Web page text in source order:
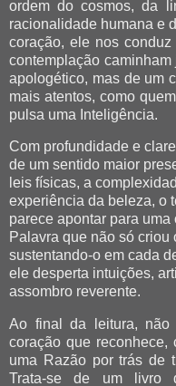
ordem do cosmos, da
racionalidade humana e
coração, ele nos
contemplação caminham
apologético, mas de um
mais atentos, como
pulsa uma Inteligência.
Com profundidade e
de um sentido maior
leis físicas, a
experiência da beleza, o
parece apontar para
Palavra que não só criou
sustentando-o em cada
ele desperta intuições,
assombro reverente.
Ao final da leitura, não
coração que reconhece,
uma Razão por trás de
Trata-se de um livro